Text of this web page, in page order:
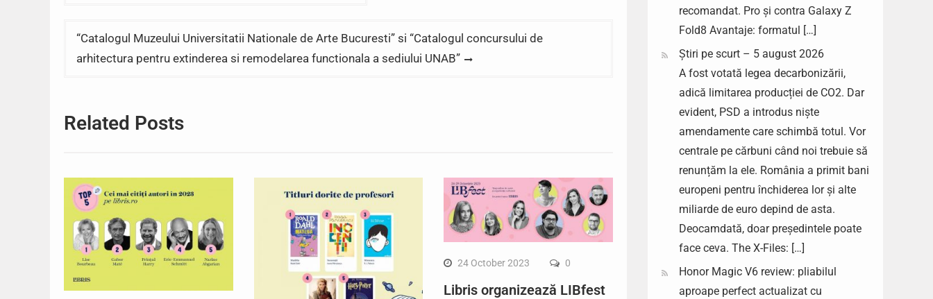
“Catalogul Muzeului Universitatii Nationale de Arte Bucuresti” si “Catalogul concursului de
arhitectura pentru extinderea si remodelarea functionala a sediului UNAB”
Related Posts
24 October 2023 0
Libris organizează LIBfest
recomandat. Pro și contra Galaxy Z
Fold8 Avantaje: formatul […]
Știri pe scurt – 5 august 2026
A fost votată legea decarbonizării,
adică limitarea producției de CO2. Dar
evident, PSD a introdus niște
amendamente care schimbă totul. Vor
centrale pe cărbuni când noi trebuie să
renunțăm la ele. România a primit bani
europeni pentru închiderea lor și alte
miliarde de euro depind de asta.
Deocamdată, doar președintele poate
face ceva. The X-Files: […]
Honor Magic V6 review: pliabilul
aproape perfect actualizat cu